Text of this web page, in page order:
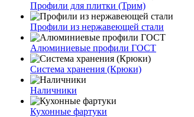
Профили для плитки (Трим)
Профили из нержавеющей стали
Алюминиевые профили ГОСТ
Система хранения (Крюки)
Наличники
Кухонные фартуки